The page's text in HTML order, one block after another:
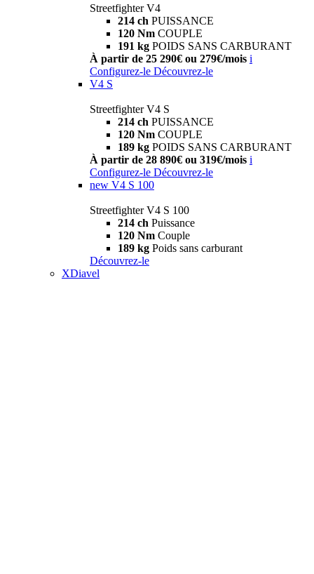
Streetfighter V4
214 ch PUISSANCE
120 Nm COUPLE
191 kg POIDS SANS CARBURANT
À partir de 25 290€ ou 279€/mois i
Configurez-le Découvrez-le
V4 S
Streetfighter V4 S
214 ch PUISSANCE
120 Nm COUPLE
189 kg POIDS SANS CARBURANT
À partir de 28 890€ ou 319€/mois i
Configurez-le Découvrez-le
new V4 S 100
Streetfighter V4 S 100
214 ch Puissance
120 Nm Couple
189 kg Poids sans carburant
Découvrez-le
XDiavel